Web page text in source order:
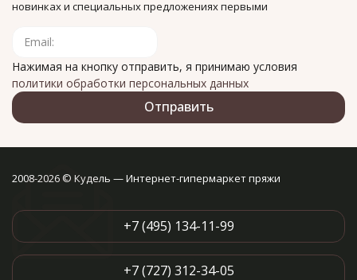
новинках и специальных предложениях первыми
Нажимая на кнопку отправить, я принимаю условия
политики обработки персональных данных
2008-2026 © Кудель — Интернет-гипермаркет пряжи
+7 (495) 134-11-99
+7 (727) 312-34-05